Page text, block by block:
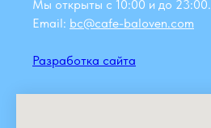
Мы открыты с 10:00 и до 23:00.
Email: bc@cafe-baloven.com
Разработка сайта